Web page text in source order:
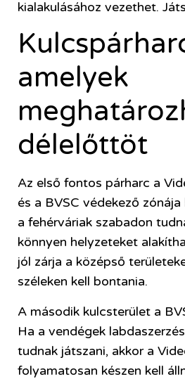
kialakulásához vezethet.
amelyek
délelőttöt
Az első fontos párharc a
és a BVSC védekező
a fehérváriak szabadon
könnyen helyzeteket
jól zárja a középső
széleken kell bontania.
A második kulcsterület a
Ha a vendégek
tudnak játszani, akkor a
folyamatosan készen kell